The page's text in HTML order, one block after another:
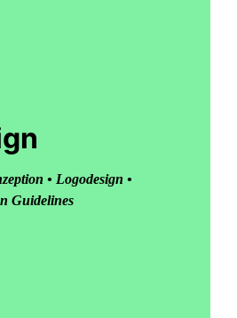
• Logodesign •
Guidelines